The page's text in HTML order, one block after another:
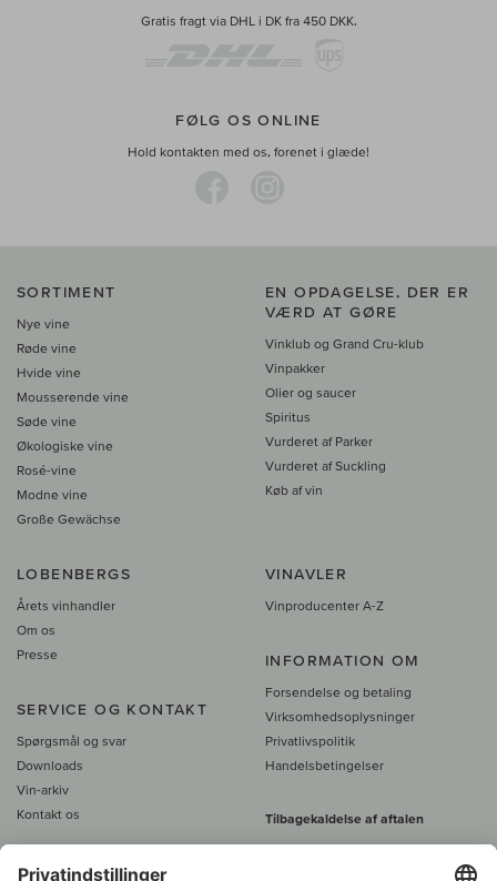
Gratis fragt via DHL i DK fra 450 DKK.
FØLG OS ONLINE
Hold kontakten med os, forenet i glæde!
SORTIMENT
Nye vine
Røde vine
Hvide vine
Mousserende vine
Søde vine
Økologiske vine
Rosé-vine
Modne vine
Große Gewächse
EN OPDAGELSE, DER ER
VÆRD AT GØRE
Vinklub og Grand Cru-klub
Vinpakker
Olier og saucer
Spiritus
Vurderet af Parker
Vurderet af Suckling
Køb af vin
LOBENBERGS
Årets vinhandler
Om os
Presse
SERVICE OG KONTAKT
Spørgsmål og svar
Downloads
Vin-arkiv
Kontakt os
VINAVLER
Vinproducenter A-Z
INFORMATION OM
Forsendelse og betaling
Virksomhedsoplysninger
Privatlivspolitik
Handelsbetingelser
Tilbagekaldelse af aftalen
Alle priser er inkl. moms, plus 39